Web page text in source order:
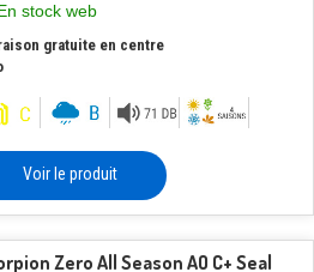
stock web
gratuite en centre
Voir le produit
Zero All Season AO C+ Seal